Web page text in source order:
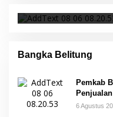
Bangka Belitung
Pemkab
6 Agustus